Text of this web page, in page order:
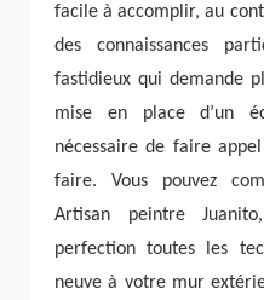
facile à accomplir, au
des connaissances
fastidieux qui demande
mise en place d’un
nécessaire de faire
faire. Vous pouvez
Artisan peintre
perfection toutes les
neuve à votre mur